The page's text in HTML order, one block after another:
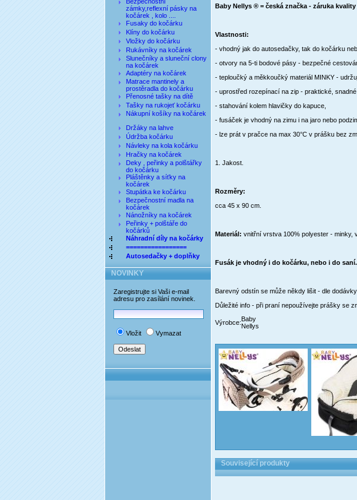
zámky,reflexní pásky na
kočárek , kolo ....
Fusaky do kočárku
Klíny do kočárku
Vložky do kočárku
Rukávníky na kočárek
Slunečníky a sluneční clony
na kočárek
Adaptéry na kočárek
Matrace mantinely a
prostěradla do kočárku
Přenosné tašky na dítě
Tašky na rukojeť kočárku
Nákupní košíky na kočárek
Držáky na lahve
Údržba kočárku
Návleky na kola kočárku
Hračky na kočárek
Deky , peřinky a polštářky
do kočárku
Pláštěnky a síťky na
kočárek
Stupátka ke kočárku
Bezpečnostní madla na
kočárek
Nánožníky na kočárek
Peřinky + polštáře do
kočárků
Náhradní díly na kočárky
=================
Autosedačky + doplňky
NOVINKY
Zaregistrujte si Vaši e-mail
adresu pro zasílání novinek.
Vložit Vymazat
Baby Nellys ® = česká značka - záruka
Vlastnosti:
- vhodný jak do autosedačky, tak do kočárku
- otvory na 5-ti bodové pásy - bezpečné
- teploučký a měkkoučký materiál MINKY -
- uprostřed rozepínací na zip - praktické, snadné
- stahování kolem hlavičky do kapuce,
- fusáček je vhodný na zimu i na jaro nebo
- lze prát v pračce na max 30°C v prášku bez
1. Jakost.
Rozměry:
cca 45 x 90 cm.
Materiál: vnitřní vrstva 100% polyester - minky,
Fusák je vhodný i do kočárku, nebo i do saní.
Barevný odstín se může někdy lišit - dle
Důležité info - při praní nepoužívejte prášky se
Výrobce:Baby
Nellys
Související produkty